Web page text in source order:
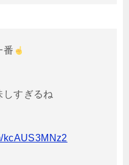
番
しすぎるね
kcAUS3MNz2